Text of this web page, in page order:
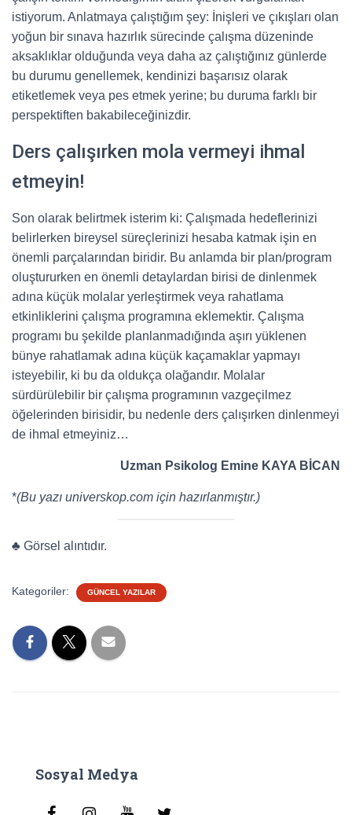
istiyorum. Anlatmaya çalıştığım şey: İnişleri ve çıkışları olan
yoğun bir sınava hazırlık sürecinde çalışma düzeninde
aksaklıklar olduğunda veya daha az çalıştığınız günlerde
bu durumu genellemek, kendinizi başarısız olarak
etiketlemek veya pes etmek yerine; bu duruma farklı bir
perspektiften bakabileceğinizdir.
Ders çalışırken mola vermeyi ihmal
etmeyin!
Son olarak belirtmek isterim ki: Çalışmada hedeflerinizi
belirlerken bireysel süreçlerinizi hesaba katmak işin en
önemli parçalarından biridir. Bu anlamda bir plan/program
oluştururken en önemli detaylardan birisi de dinlenmek
adına küçük molalar yerleştirmek veya rahatlama
etkinliklerini çalışma programına eklemektir. Çalışma
programı bu şekilde planlanmadığında aşırı yüklenen
bünye rahatlamak adına küçük kaçamaklar yapmayı
isteyebilir, ki bu da oldukça olağandır. Molalar
sürdürülebilir bir çalışma programının vazgeçilmez
öğelerinden birisidir, bu nedenle ders çalışırken dinlenmeyi
de ihmal etmeyiniz…
Uzman Psikolog Emine KAYA BİCAN
*(Bu yazı universkop.com için hazırlanmıştır.)
♣ Görsel alıntıdır.
Kategoriler: GÜNCEL YAZILAR
Sosyal Medya